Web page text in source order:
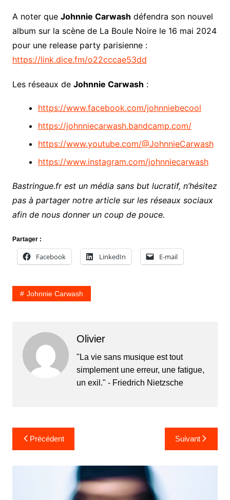
A noter que Johnnie Carwash défendra son nouvel
album sur la scène de La Boule Noire le 16 mai 2024
pour une release party parisienne :
https://link.dice.fm/o22cccae53dd
Les réseaux de Johnnie Carwash :
https://www.facebook.com/johnniebecool
https://johnniecarwash.bandcamp.com/
https://www.youtube.com/@JohnnieCarwash
https://www.instagram.com/johnniecarwash
Bastringue.fr est un média sans but lucratif, n’hésitez
pas à partager notre article sur les réseaux sociaux
afin de nous donner un coup de pouce.
Partager :
Facebook LinkedIn E-mail
Johnnie Carwash
Olivier
"La vie sans musique est tout
simplement une erreur, une fatigue,
un exil." - Friedrich Nietzsche
Navigation
de
l’article
Précédent Suivant